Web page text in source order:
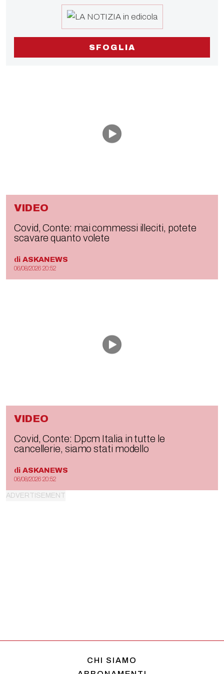
SFOGLIA
VIDEO
Covid, Conte: mai commessi illeciti, potete
scavare quanto volete
di ASKANEWS
06/08/2026 20:52
VIDEO
Covid, Conte: Dpcm Italia in tutte le
cancellerie, siamo stati modello
di ASKANEWS
06/08/2026 20:52
CHI SIAMO